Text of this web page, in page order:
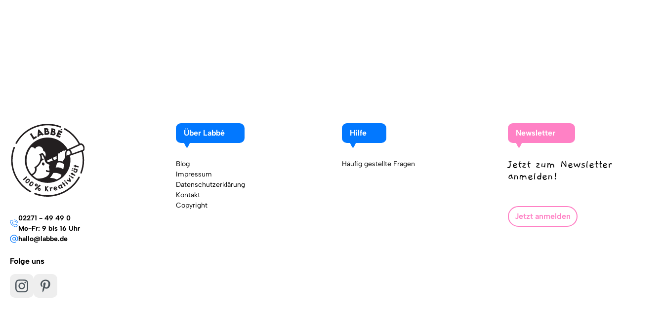
02271 - 49 49 0
Mo-Fr: 9 bis 16 Uhr
hallo@labbe.de
Folge uns
Über Labbé
Blog
Impressum
Datenschutzerklärung
Kontakt
Copyright
Hilfe
Häufig gestellte Fragen
Newsletter
Jetzt zum Newsletter
anmelden!
Jetzt anmelden